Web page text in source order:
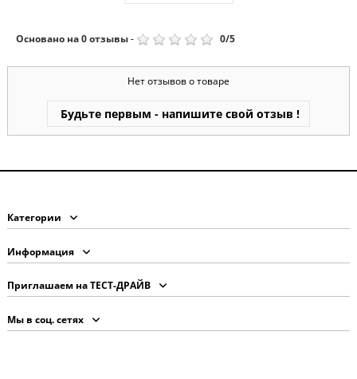
Основано на0отзывы- 0/5
Нет отзывов о товаре
Будьте первым - напишите свой отзыв !
Категории
Информация
Приглашаем на ТЕСТ-ДРАЙВ
Мы в соц. сетях